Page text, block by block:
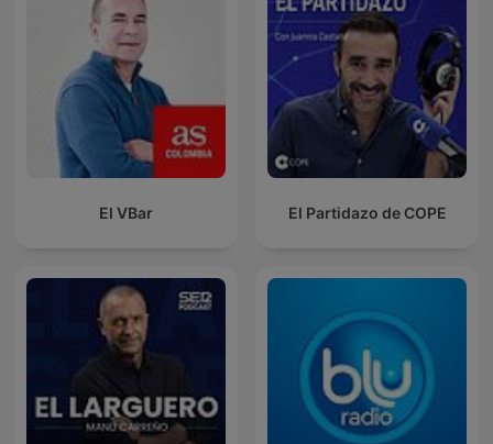
El VBar El Partidazo de COPE